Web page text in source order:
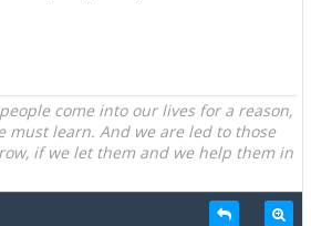
come into our lives for a reason,
must learn. And we are led to those
if we let them and we help them in